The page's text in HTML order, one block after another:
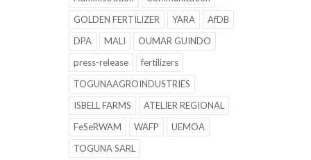
GOLDEN FERTILIZER
YARA
AfDB
DPA
MALI
OUMAR GUINDO
press-release
fertilizers
TOGUNAAGROINDUSTRIES
ISBELL FARMS
ATELIER REGIONAL
FeSeRWAM
WAFP
UEMOA
TOGUNA SARL